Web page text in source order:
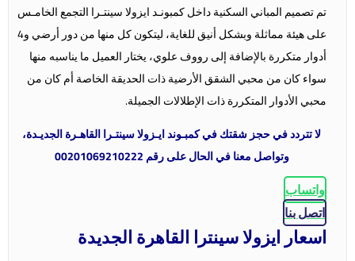
تم تصميم المباني السكنية داخل كمبونـد ايزولا سينتـرا التجمع الخامـس
على هيئة مماثلة وبشكل أنيق للغاية، ليتكون كل منها من دور أرضي و4
أدوار متكررة بالإضافة إلى رووف علوي، يختار العميل ما يناسبه منها
سواء كان من محبي الشقق الأرضية ذات الحديقة الخاصة أم كان من
محبي الأدوار المتكررة ذات الإطلالات الجميلة.
لا تتردد في حجز شقتك في كمبـوند ايـزولا سينتـرا القاهـرة الجديـدة،
وتواصل معنا في الحال على رقم 00201069210222
واتساب
اتصل بنا
اسعار ايزولا سينترا القاهرة الجديدة